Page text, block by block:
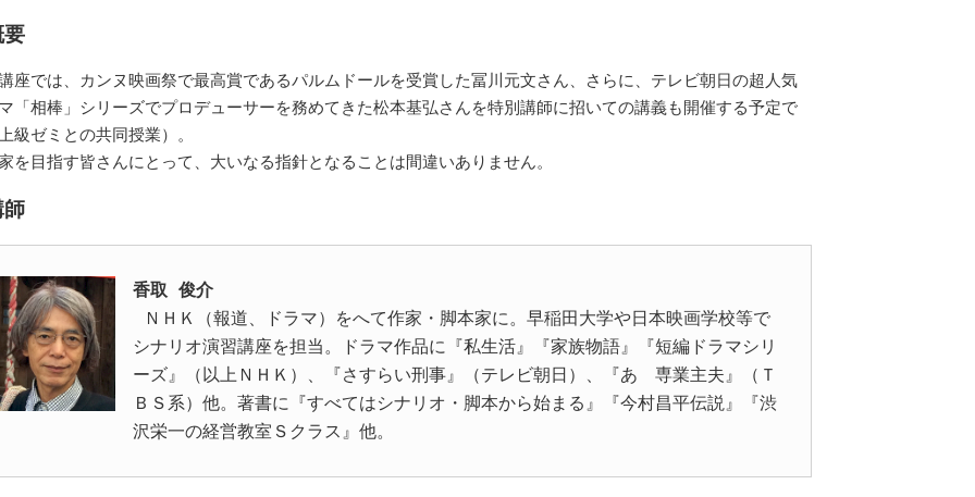
要
座では、カンヌ映画祭で最高賞であるパルムドールを受賞した冨川元文さん、さらに、テレビ朝日の超人気
「相棒」シリーズでプロデューサーを務めてきた松本基弘さんを特別講師に招いての講義も開催する予定で
級ゼミとの共同授業）。
を目指す皆さんにとって、大いなる指針となることは間違いありません。
師
香取 俊介
シナリオ演習講座を担当。ドラマ作品に『私生活』『家族物語』『短編ドラマシリ
ーズ』（以上ＮＨＫ）、『さすらい刑事』（テレビ朝日）、『あゝ専業主夫』（Ｔ
ＢＳ系）他。著書に『すべてはシナリオ・脚本から始まる』『今村昌平伝説』『渋
沢栄一の経営教室Ｓクラス』他。